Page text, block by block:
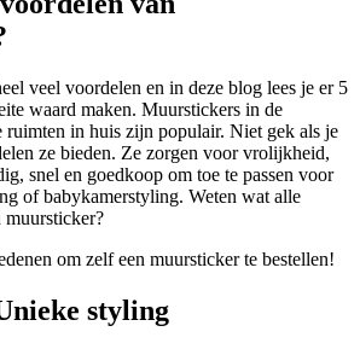
veel voordelen en in deze blog lees je er 5
waard maken. Muurstickers in de
ruimten in huis zijn populair. Niet gek als je
ze bieden. Ze zorgen voor vrolijkheid,
snel en goedkoop om toe te passen voor
of babykamerstyling. Weten wat alle
muursticker?
om zelf een muursticker te bestellen!
styling